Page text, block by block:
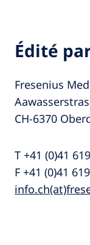
Édité
Fresenius
CH-6370
T +41 (0)41
F +41 (0)41